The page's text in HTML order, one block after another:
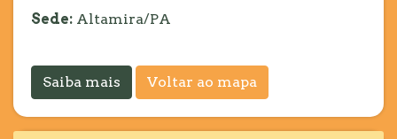
Sede: Altamira/PA
Saiba mais Voltar ao mapa